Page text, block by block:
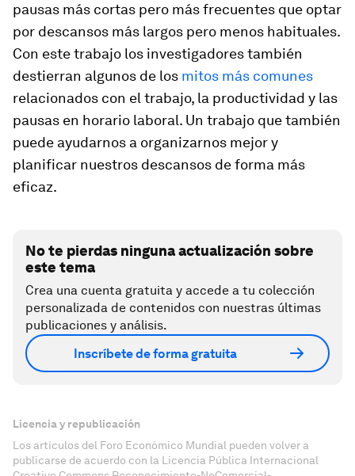
pausas más cortas pero más frecuentes que optar
por descansos más largos pero menos habituales.
Con este trabajo los investigadores también
destierran algunos de los mitos más comunes
relacionados con el trabajo, la productividad y las
pausas en horario laboral. Un trabajo que también
puede ayudarnos a organizarnos mejor y
planificar nuestros descansos de forma más
eficaz.
No te pierdas ninguna actualización sobre
este tema
Crea una cuenta gratuita y accede a tu colección
personalizada de contenidos con nuestras últimas
publicaciones y análisis.
Inscríbete de forma gratuita
Licencia y republicación
Los artículos del Foro Económico Mundial pueden volver a
publicarse de acuerdo con la Licencia Pública Internacional